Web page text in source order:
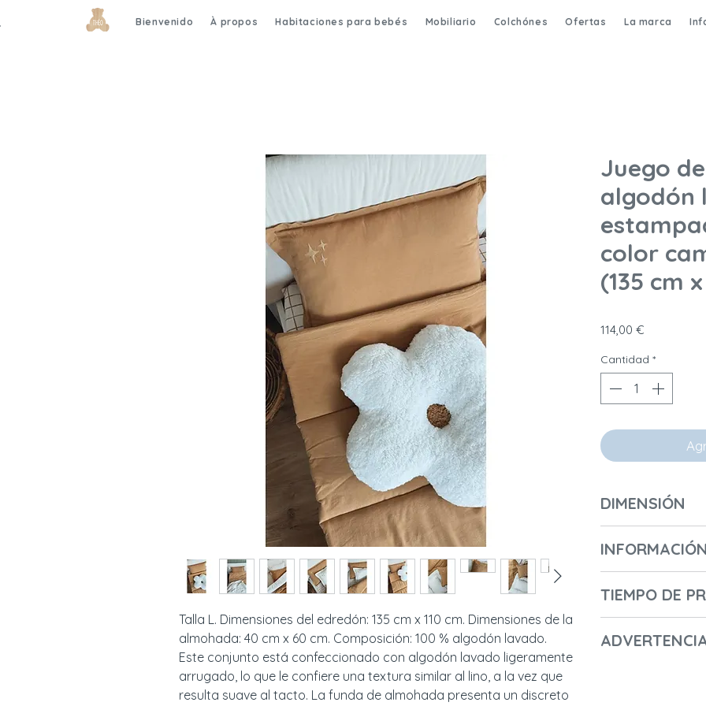
Bienvenido À propos Habitaciones para bebés Mobiliario Colchónes Ofertas La marca
Talla L. Dimensiones del edredón: 135 cm x 110 cm. Dimensiones de la
almohada: 40 cm x 60 cm. Composición: 100 % algodón lavado.
Este conjunto está confeccionado con algodón lavado ligeramente
arrugado, lo que le confiere una textura similar al lino, a la vez que
resulta suave al tacto. La funda de almohada presenta un discreto
Juego
algodón
color
(135 cm
114,00 €
Cantidad *
DIMENSIÓN
Ancho (cm) /
Altura (cm): 135
Diámetro (cm): 50
Longitud de la
Altura de la
Ancho de la
TIEMPO DE